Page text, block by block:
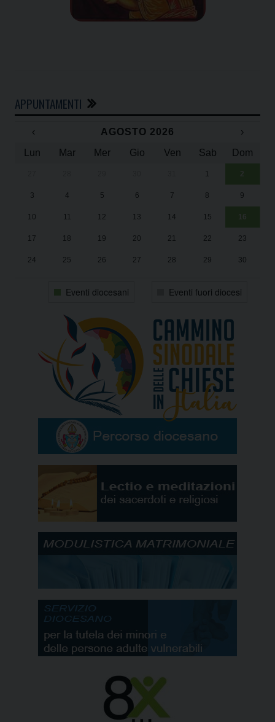
APPUNTAMENTI
‹ AGOSTO 2026
›
Lun
Mar Mer Gio Ven Sab Dom
1 2
3 4 5 6 7 8 9
10 11 12 13 14 15 16
17 18 19 20 21 22 23
24 25 26 27 28 29 30
Eventi diocesani Eventi fuori diocesi